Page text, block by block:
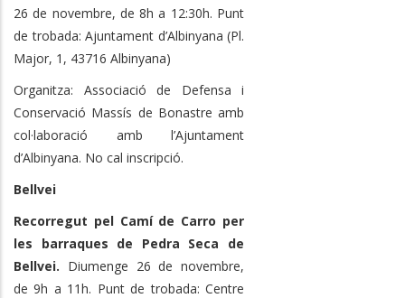
26 de novembre, de 8h a 12:30h. Punt
de trobada: Ajuntament d’Albinyana (Pl.
Major, 1, 43716 Albinyana)
Organitza: Associació de Defensa i
Conservació Massís de Bonastre amb
col·laboració amb l’Ajuntament
d’Albinyana. No cal inscripció.
Bellvei
Recorregut pel Camí de Carro per
les barraques de Pedra Seca de
Bellvei. Diumenge 26 de novembre,
de 9h a 11h. Punt de trobada: Centre